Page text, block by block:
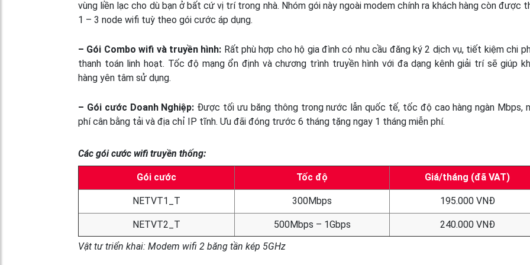
vùng liền lạc cho dù bạn ở bất cứ vị trí trong nhà. Nhóm gói này ngoài modem chính ra khách hàng còn được
1 – 3 node wifi tuỳ theo gói cước áp dụng.
– Gói Combo wifi và truyền hình: Rất phù hợp cho hộ gia đình có nhu cầu đăng ký 2 dịch vụ, tiết kiệm chi
thanh toán linh hoạt. Tốc độ mạng ổn định và chương trình truyền hình với đa dạng kênh giải trí sẽ giúp
hàng yên tâm sử dụng.
– Gói cước Doanh Nghiệp: Được tối ưu băng thông trong nước lẫn quốc tế, tốc độ cao hàng ngàn Mbps,
phí cân bằng tải và địa chỉ IP tĩnh. Ưu đãi đóng trước 6 tháng tặng ngay 1 tháng miễn phí.
Các gói cước wifi truyền thống:
Gói cước Tốc độ Giá/tháng (đã VAT)
NETVT1_T 300Mbps 195.000 VNĐ
NETVT2_T 500Mbps – 1Gbps
240.000 VNĐ
Vật tư triển khai: Modem wifi 2 băng tần kép 5GHz